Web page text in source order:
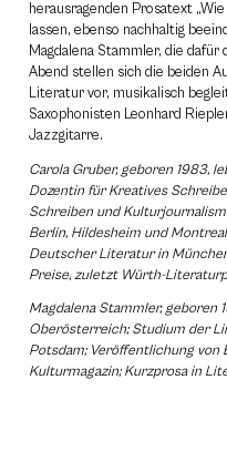
herausragenden Prosatext
lassen, ebenso nachhaltig
Magdalena Stammler, die
Abend stellen sich die beiden
Literatur vor, musikalisch
Saxophonisten Leonhard
Jazzgitarre.
Carola Gruber, geboren 1983,
Dozentin für Kreatives
Schreiben und
Berlin, Hildesheim und
Deutscher Literatur in
Preise, zuletzt Würth-
Magdalena Stammler, geboren
Oberösterreich; Studium der
Potsdam; Veröffentlichung von
Kulturmagazin; Kurzprosa in